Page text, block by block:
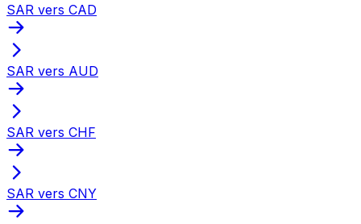
SAR vers CAD
SAR vers AUD
SAR vers CHF
SAR vers CNY